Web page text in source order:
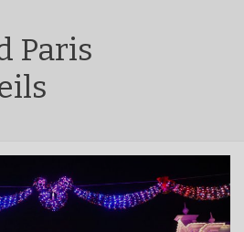
Paris